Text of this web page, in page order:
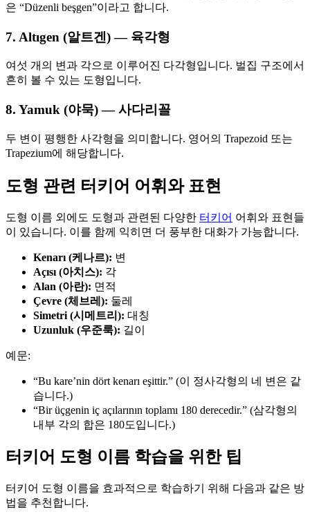
은 “Düzenli beşgen”이라고 합니다.
7. Altıgen (알트겐) — 육각형
여섯 개의 변과 각으로 이루어진 다각형입니다. 벌집 구조에서
흔히 볼 수 있는 도형입니다.
8. Yamuk (야묵) — 사다리꼴
두 변이 평행한 사각형을 의미합니다. 영어의 Trapezoid 또는
Trapezium에 해당합니다.
도형 관련 터키어 어휘와 표현
도형 이름 외에도 도형과 관련된 다양한 터키어 어휘와 표현들
이 있습니다. 이를 함께 익히면 더 풍부한 대화가 가능합니다.
Kenarı (케나르): 변
Açısı (아치스): 각
Alan (아란): 면적
Çevre (체브레): 둘레
Simetri (시메트리): 대칭
Uzunluk (우준룩): 길이
예문:
“Bu kare’nin dört kenarı eşittir.” (이 정사각형의 네 변은 같
습니다.)
“Bir üçgenin iç açılarının toplamı 180 derecedir.” (삼각형의
내부 각의 합은 180도입니다.)
터키어 도형 이름 학습을 위한 팁
터키어 도형 이름을 효과적으로 학습하기 위해 다음과 같은 방
법을 추천합니다.